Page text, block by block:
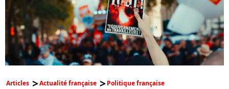
Articles Actualité française Politique française